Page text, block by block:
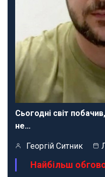
Сьогодні світ
не…
Георгій Ситник
Найбільш